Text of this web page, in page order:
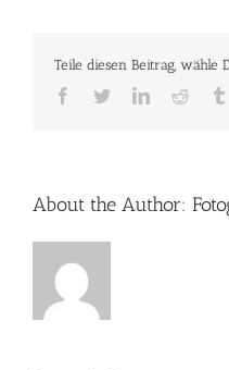
Teile diesen Beitrag, wähle
Facebook
TwitterLinkedinReddit
About the Author: